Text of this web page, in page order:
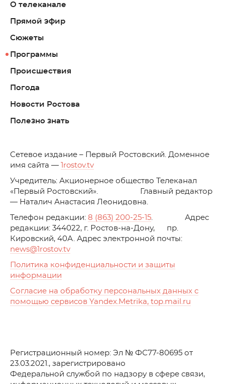
О телеканале
Прямой эфир
Сюжеты
Программы
Происшествия
Погода
Новости Ростова
Полезно знать
Cетевое издание – Первый Ростовский. Доменное
имя сайта — 1rostov.tv
Учредитель: Акционерное общество Телеканал
«Первый Ростовский». Главный редактор
— Наталич Анастасия Леонидовна.
Телефон редакции: 8 (863) 200-25-15 . Адрес
редакции: 344022, г. Ростов-на-Дону, пр.
Кировский, 40А. Адрес электронной почты:
news@1rostov.tv
Политика конфиденциальности и защиты
информации
Согласие на обработку персональных данных с
помощью сервисов Yandex.Metrika, top.mail.ru
Регистрационный номер: Эл № ФС77-80695 от
23.03.2021., зарегистрировано
Федеральной службой по надзору в сфере связи,